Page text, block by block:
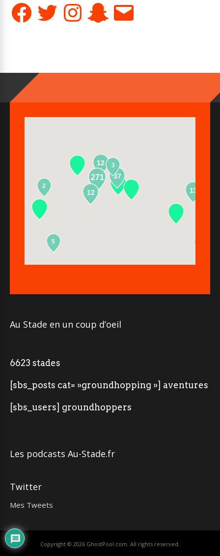
FacebookTwitter Instagram SnapchatE-
mail
12
271
13
37
2
5
12
3
Au Stade en un coup d’oeil
6623 stades
[sbs_posts cat= »groundhopping »] aventures
[sbs_users] groundhoppers
Les podcasts Au-Stade.fr
Twitter
Mes Tweets
Copyright © 2026 GhostPool.com . All rights reserved.